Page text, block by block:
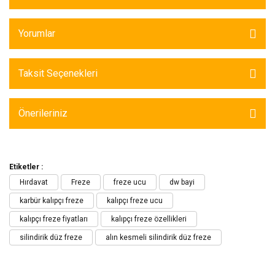
Yorumlar
Taksit Seçenekleri
Önerileriniz
Etiketler :
Hırdavat
Freze freze ucu dw bayi
karbür kalıpçı freze kalıpçı freze ucu
kalıpçı freze fiyatları kalıpçı freze özellikleri
silindirik düz freze alın kesmeli silindirik düz freze